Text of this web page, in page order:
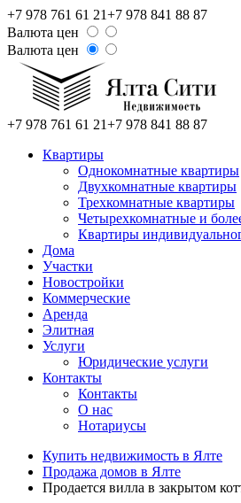
+7 978 761 61 21+7 978 841 88 87
Валюта цен
Валюта цен
+7 978 761 61 21+7 978 841 88 87
Квартиры
Однокомнатные квартиры
Двухкомнатные квартиры
Трехкомнатные квартиры
Четырехкомнатные и
Квартиры
Дома
Участки
Новостройки
Коммерческие
Аренда
Элитная
Услуги
Юридические услуги
Контакты
Контакты
О нас
Нотариусы
Купить недвижимость в Ялте
Продажа домов в Ялте
Продается вилла в закрытом